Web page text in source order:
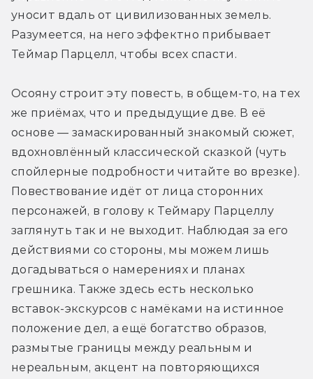
уносит вдаль от цивилизованных земель.
Разумеется, на него эффектно прибывает
Теймар Парцелл, чтобы всех спасти.
Осояну строит эту повесть, в общем-то, на тех
же приёмах, что и предыдущие две. В её
основе — замаскированный знакомый сюжет,
вдохновлённый классической сказкой (чуть
спойлерные подробности читайте во врезке).
Повествование идёт от лица сторонних
персонажей, в голову к Теймару Парцеллу
заглянуть так и не выходит. Наблюдая за его
действиями со стороны, мы можем лишь
догадываться о намерениях и планах
грешника. Также здесь есть несколько
вставок-экскурсов с намёками на истинное
положение дел, а ещё богатство образов,
размытые границы между реальным и
нереальным, акцент на повторяющихся